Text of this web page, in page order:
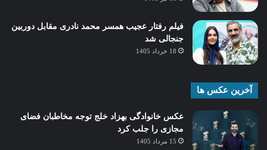
فیلم رفتار عجیب همسر محمد نادری مقابل دوربین
جنجالی شد
18 خرداد 1405
آخرین عکس ها
عکس خانوادگی بهزاد خلج توجه مخاطبان فضای
مجازی را جلب کرد
15 مرداد 1405